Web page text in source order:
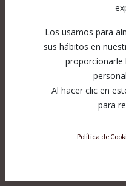
Los usamos para
sus hábitos en
proporcionarle
Al hacer clic en
para
Política de